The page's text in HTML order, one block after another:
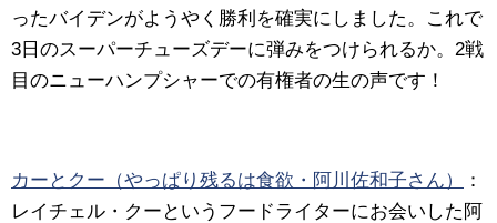
ったバイデンがようやく勝利を確実にしました。これで
3日のスーパーチューズデーに弾みをつけられるか。2戦
目のニューハンプシャーでの有権者の生の声です！
カーとクー（やっぱり残るは食欲・阿川佐和子さん）
：
レイチェル・クーというフードライターにお会いした阿